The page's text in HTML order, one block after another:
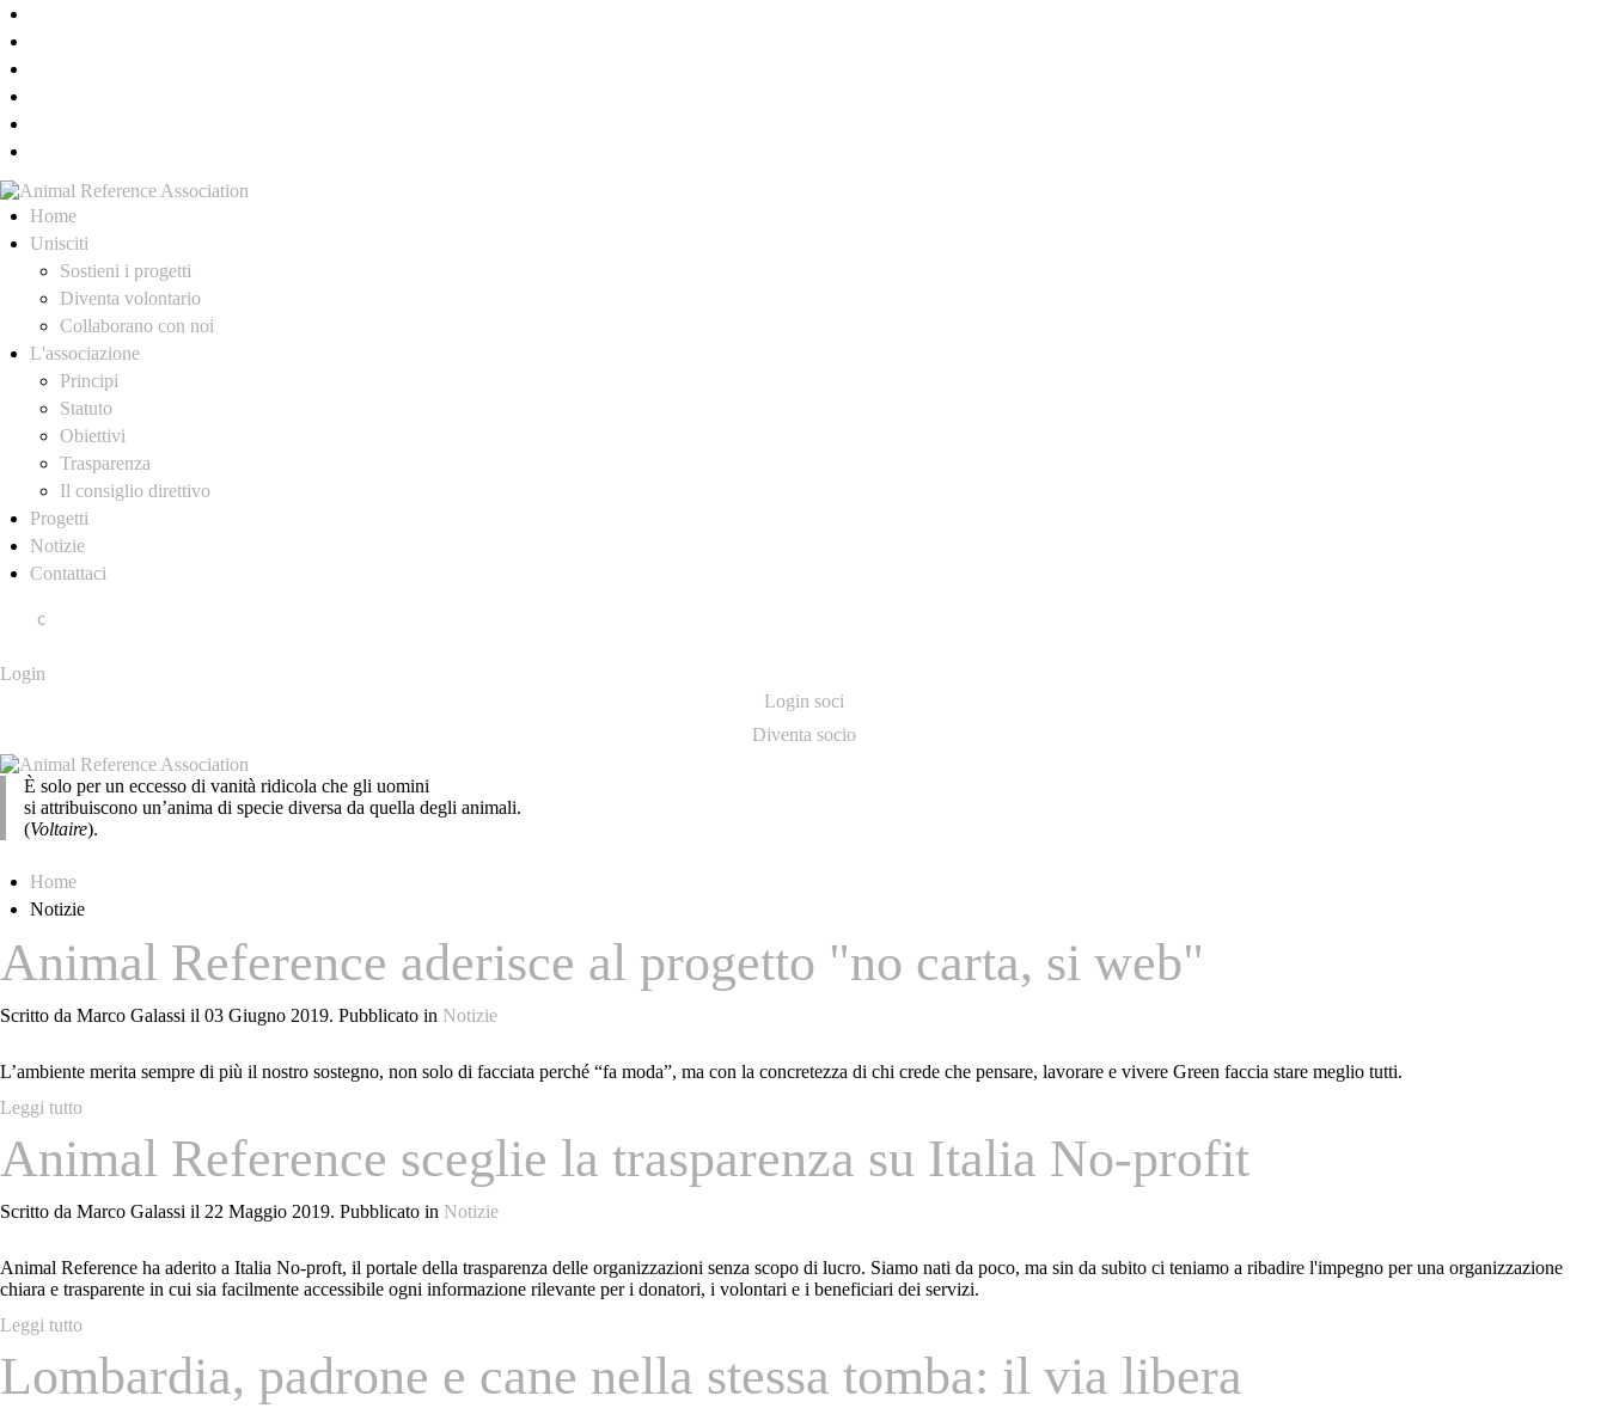
Home
Unisciti
Sostieni i progetti
Diventa volontario
Collaborano con noi
L'associazione
Principi
Statuto
Obiettivi
Trasparenza
Il consiglio direttivo
Progetti
Notizie
Contattaci
Login
Login soci
Diventa socio
È solo per un eccesso di vanità ridicola che gli uomini
si attribuiscono un’anima di specie diversa da quella degli animali.
(Voltaire).
Home
Notizie
Animal Reference aderisce al progetto "no carta, si web"
Scritto da Marco Galassi il 03 Giugno 2019. Pubblicato in Notizie
L’ambiente merita sempre di più il nostro sostegno, non solo di facciata perché “fa moda”, ma con la concretezza di chi crede che pensare, lavorare e vivere Green faccia stare meglio tutti.
Leggi tutto
Animal Reference sceglie la trasparenza su Italia No-profit
Scritto da Marco Galassi il 22 Maggio 2019. Pubblicato in Notizie
Animal Reference ha aderito a Italia No-proft, il portale della trasparenza delle organizzazioni senza scopo di lucro. Siamo nati da poco, ma sin da subito ci teniamo a ribadire l'impegno per una organizzazione
chiara e trasparente in cui sia facilmente accessibile ogni informazione rilevante per i donatori, i volontari e i beneficiari dei servizi.
Leggi tutto
Lombardia, padrone e cane nella stessa tomba: il via libera